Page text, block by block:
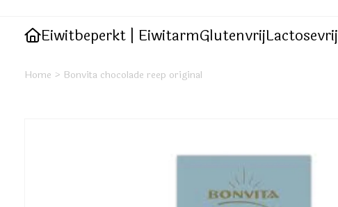
Eiwitbeperkt | EiwitarmGlutenvrijLactosevrij
Home > Bonvita chocolade reep original